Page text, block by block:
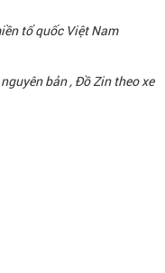
tổ quốc Việt Nam
bản , Đồ Zin theo xe